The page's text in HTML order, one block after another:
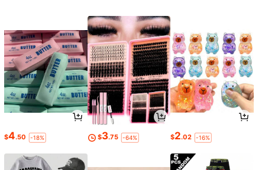
$4.50 -18% $3.75 -64% $2.02 -16%